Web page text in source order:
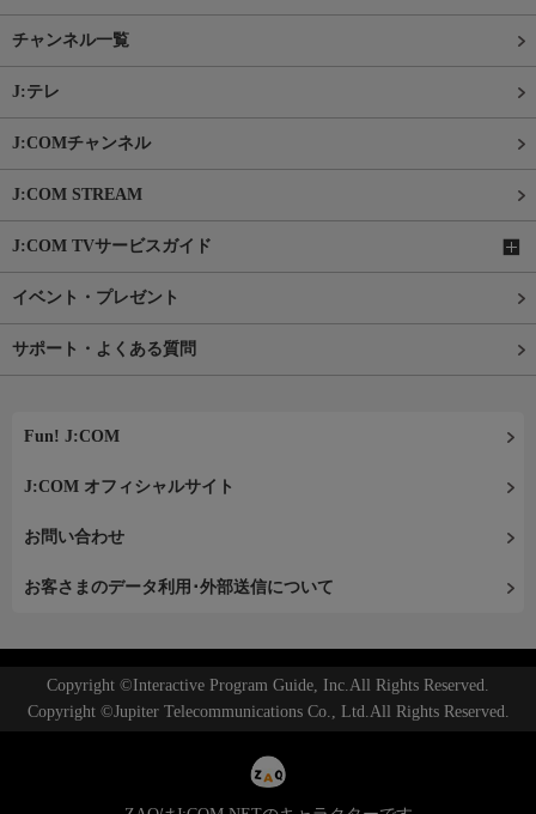
チャンネル一覧
J:テレ
J:COMチャンネル
J:COM STREAM
J:COM TVサービスガイド
イベント・プレゼント
サポート・よくある質問
Fun! J:COM
J:COM オフィシャルサイト
お問い合わせ
お客さまのデータ利用･外部送信について
Copyright ©Interactive Program Guide, Inc.All Rights Reserved.
Copyright ©Jupiter Telecommunications Co., Ltd.All Rights Reserved.